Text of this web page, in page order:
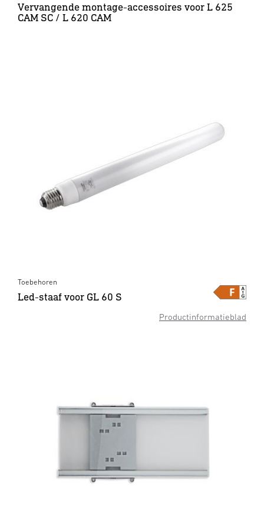
Vervangende montage-accessoires voor L 625
CAM SC / L 620 CAM
Productinformatieblad
Toebehoren
Led-staaf voor GL 60 S